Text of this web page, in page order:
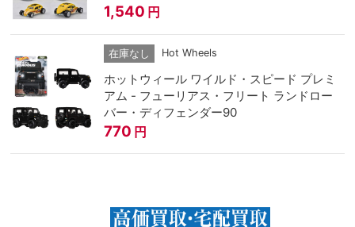
1,540 円
在庫なし Hot Wheels
ホットウィール ワイルド・スピード プレミ
アム - フューリアス・フリート ランドロー
バー・ディフェンダー90
770 円